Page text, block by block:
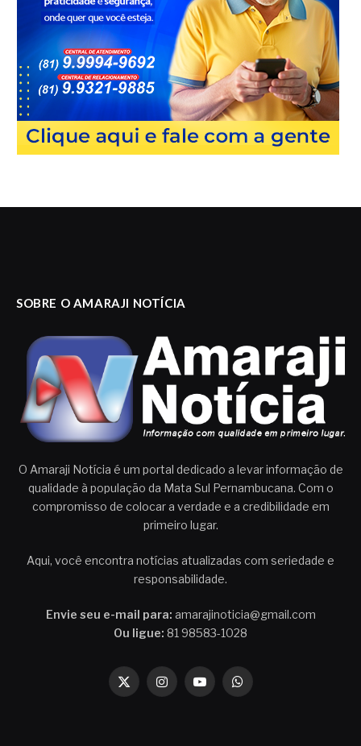
SOBRE O AMARAJI NOTÍCIA
O Amaraji Notícia é um portal dedicado a levar informação de
qualidade à população da Mata Sul Pernambucana. Com o
compromisso de colocar a verdade e a credibilidade em
primeiro lugar.
Aqui, você encontra notícias atualizadas com seriedade e
responsabilidade.
Envie seu e-mail para: amarajinoticia@gmail.com
Ou ligue: 81 98583-1028
X
InstagramYouTubeWhatsApp